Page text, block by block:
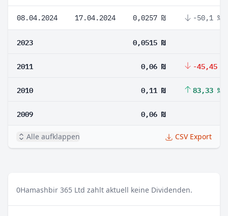
08.04.2024 17.04.2024 0,0257 ₪ -50,1 %
2023 0,0515 ₪
2011 0,06 ₪ -45,45 %
2010 0,11 ₪ 83,33 %
2009 0,06 ₪
Alle aufklappen CSV Export
0Hamashbir 365 Ltd zahlt aktuell keine Dividenden.